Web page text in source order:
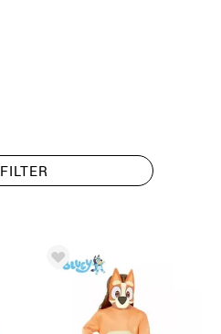
FILTER